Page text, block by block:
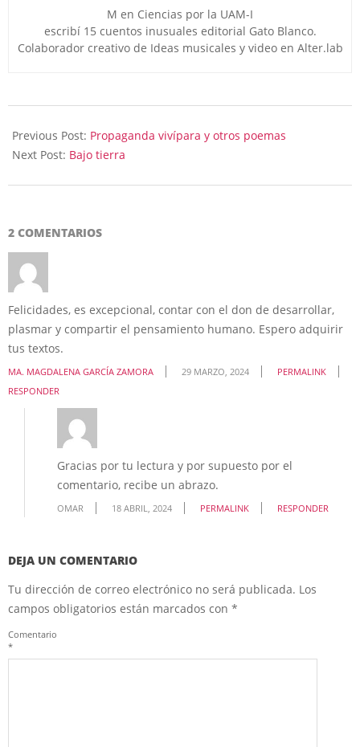
M en Ciencias por la UAM-I
escribí 15 cuentos inusuales editorial Gato Blanco.
Colaborador creativo de Ideas musicales y video en Alter.lab
03-
26
Previous Post: Propaganda vivípara y otros poemas
Next Post: Bajo tierra
2 COMENTARIOS
Felicidades, es excepcional, contar con el don de desarrollar,
plasmar y compartir el pensamiento humano. Espero adquirir
tus textos.
MA. MAGDALENA GARCÍA ZAMORA 29 MARZO, 2024
PERMALINK
RESPONDER
Gracias por tu lectura y por supuesto por el
comentario, recibe un abrazo.
OMAR 18 ABRIL, 2024 PERMALINK RESPONDER
DEJA UN COMENTARIO
Tu dirección de correo electrónico no será publicada. Los
campos obligatorios están marcados con *
Comentario
*